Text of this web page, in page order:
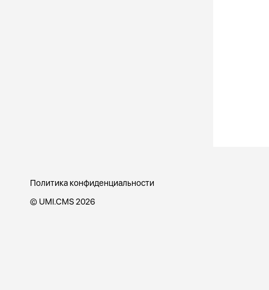
Политика конфиденциальности
© UMI.CMS 2026